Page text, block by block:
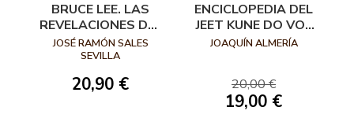
BRUCE LEE. LAS
REVELACIONES DEL
DRAGÓN
JOSÉ RAMÓN SALES
SEVILLA
20,90 €
ENCICLOPEDIA DEL
JEET KUNE DO VOL
VI: TRAPPING
JOAQUÍN ALMERÍA
20,00 €
19,00 €